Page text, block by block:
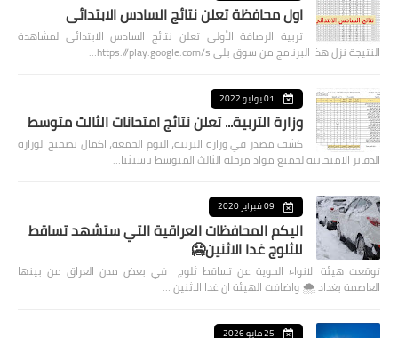
اول محافظة تعلن نتائج السادس الابتدائي
تربية الرصافة الأولى تعلن نتائج السادس الابتدائي لمشاهدة
النتيجة نزل هذا البرنامج من سوق بلي https://play.google.com/s…
01 يوليو 2022
وزارة التربية... تعلن نتائج امتحانات الثالث متوسط
كشف مصدر في وزارة التربية، اليوم الجمعة، اكمال تصحيح الوزارة
الدفاتر الامتحانية لجميع مواد مرحلة الثالث المتوسط باستثنا…
09 فبراير 2020
اليكم المحافظات العراقية التي ستشهد تساقط
للثلوج غدا الاثنين🥶
توقعت هيئة الانواء الجوية عن تساقط ثلوج في بعض مدن العراق من بينها
العاصمة بغداد ⁦🌨️⁩ واضافت الهيئة ان غدا الاثنين …
25 مايو 2026